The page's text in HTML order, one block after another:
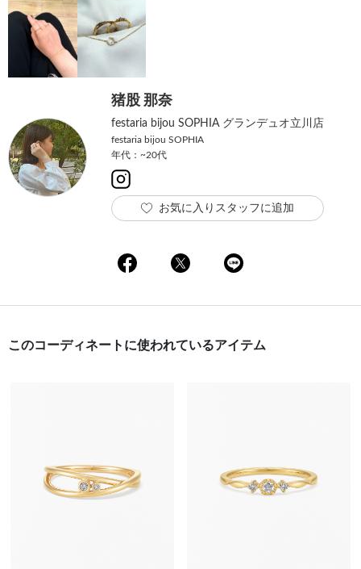
猪股 那奈
festaria bijou SOPHIA グランデュオ立川店
festaria bijou SOPHIA
年代：~20代
お気に入りスタッフに追加
このコーディネートに使われているアイテム